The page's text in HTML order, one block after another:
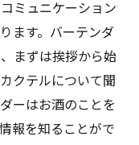
ミュニケーション
ます。バーテンダ
まずは挨拶から始
クテルについて聞
ーはお酒のことを
報を知ることがで